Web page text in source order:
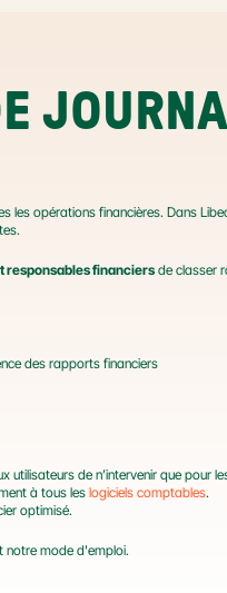
les opérations financières. Dans
responsables financiers de classer
des rapports financiers
de n’intervenir que pour
à tous les logiciels comptables.
optimisé.
notre mode d'emploi.